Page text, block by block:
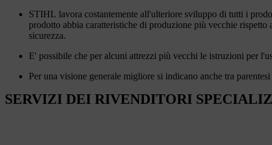
STIHL lavora costantemente all'ulteriore sviluppo di tutti i
prodotto abbia caratteristiche di produzione più vecchie
sicurezza.
E' possibile che per alcuni attrezzi più vecchi le istruzioni per
Per una visione generale migliore si indicano anche tra
SERVIZI DEI RIVENDITORI